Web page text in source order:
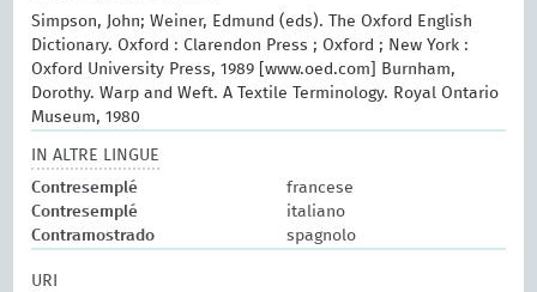
Simpson, John; Weiner, Edmund (eds). The Oxford English
Dictionary. Oxford : Clarendon Press ; Oxford ; New York :
Oxford University Press, 1989 [www.oed.com] Burnham,
Dorothy. Warp and Weft. A Textile Terminology. Royal Ontario
Museum, 1980
IN ALTRE LINGUE
Contresemplé
francese
Contresemplé
italiano
Contramostrado
spagnolo
URI